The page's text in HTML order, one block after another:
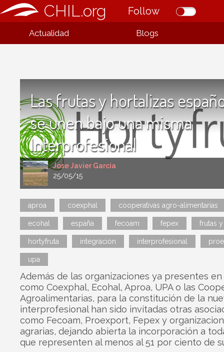
CHIL.org Follow
Actualidad Blogs
Jose Javier García
25/05/15
Las frutas y hortalizas
se unen bajo una misma
Interprofesional
aproa coexphal cooperativas agro-alimentarias
ecohal españa fecoam fepex frutas
hortyfruta integración interprofesional
upa
Además de las organizaciones ya presentes
como Coexphal, Ecohal, Aproa, UPA o las
Agroalimentarias, para la constitución de la
interprofesional han sido invitadas otras
como Fecoam, Proexport, Fepex y
agrarias, dejando abierta la incorporación a
que representen al menos al 51 por ciento de